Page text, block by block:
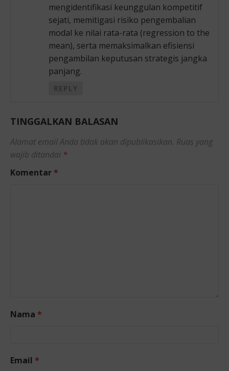
mengidentifikasi keunggulan kompetitif
sejati, memitigasi risiko pengembalian
modal ke nilai rata-rata (regression to the
mean), serta memaksimalkan efisiensi
pengambilan keputusan strategis jangka
panjang.
TINGGALKAN BALASAN
Alamat email Anda tidak akan dipublikasikan. Ruas yang
wajib ditandai *
Komentar*
Nama *
Email *